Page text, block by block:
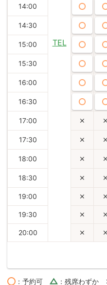
TEL
14:00
14:30
15:00
15:30
16:00
16:30
17:00
17:30
18:00
18:30
19:00
19:30
20:00
：予約可 ：残席わずか